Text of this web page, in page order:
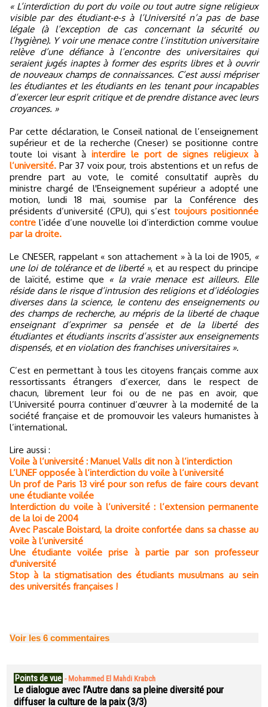
« L’interdiction du port du voile ou tout autre signe religieux
visible par des étudiant-e-s à l’Université n’a pas de base
légale (à l’exception de cas concernant la sécurité ou
l’hygiène). Y voir une menace contre l’institution universitaire
relève d’une défiance à l’encontre des universitaires qui
seraient jugés inaptes à former des esprits libres et à ouvrir
de nouveaux champs de connaissances. C’est aussi mépriser
les étudiantes et les étudiants en les tenant pour incapables
d’exercer leur esprit critique et de prendre distance avec leurs
croyances. »
Par cette déclaration, le Conseil national de l’enseignement
supérieur et de la recherche (Cneser) se positionne contre
toute loi visant àinterdire le port de signes religieux à
l’université. Par 37 voix pour, trois abstentions et un refus de
prendre part au vote, le comité consultatif auprès du
ministre chargé de l'Enseignement supérieur a adopté une
motion, lundi 18 mai, soumise par la Conférence des
présidents d’université (CPU), qui s’est toujours positionnée
contre l’idée d’une nouvelle loi d’interdiction comme voulue
par la droite.
Le CNESER, rappelant « son attachement » à la loi de 1905, «
une loi de tolérance et de liberté », et au respect du principe
de laïcité, estime que « la vraie menace est ailleurs. Elle
réside dans le risque d’intrusion des religions et d’idéologies
diverses dans la science, le contenu des enseignements ou
des champs de recherche, au mépris de la liberté de chaque
enseignant d’exprimer sa pensée et de la liberté des
étudiantes et étudiants inscrits d’assister aux enseignements
dispensés, et en violation des franchises universitaires ».
C’est en permettant à tous les citoyens français comme aux
ressortissants étrangers d’exercer, dans le respect de
chacun, librement leur foi ou de ne pas en avoir, que
l’Université pourra continuer d’œuvrer à la modernité de la
société française et de promouvoir les valeurs humanistes à
l’international.
Lire aussi :
Voile à l’université : Manuel Valls dit non à l’interdiction
L’UNEF opposée à l’interdiction du voile à l’université
Un prof de Paris 13 viré pour son refus de faire cours devant
une étudiante voilée
Interdiction du voile à l’université : l’extension permanente
de la loi de 2004
Avec Pascale Boistard, la droite confortée dans sa chasse au
voile à l’université
Une étudiante voilée prise à partie par son professeur
d'université
Stop à la stigmatisation des étudiants musulmans au sein
des universités françaises !
Voir les 6 commentaires
Points de vue - Mohammed El Mahdi Krabch
Le dialogue avec l’Autre dans sa pleine diversité pour
diffuser la culture de la paix (3/3)